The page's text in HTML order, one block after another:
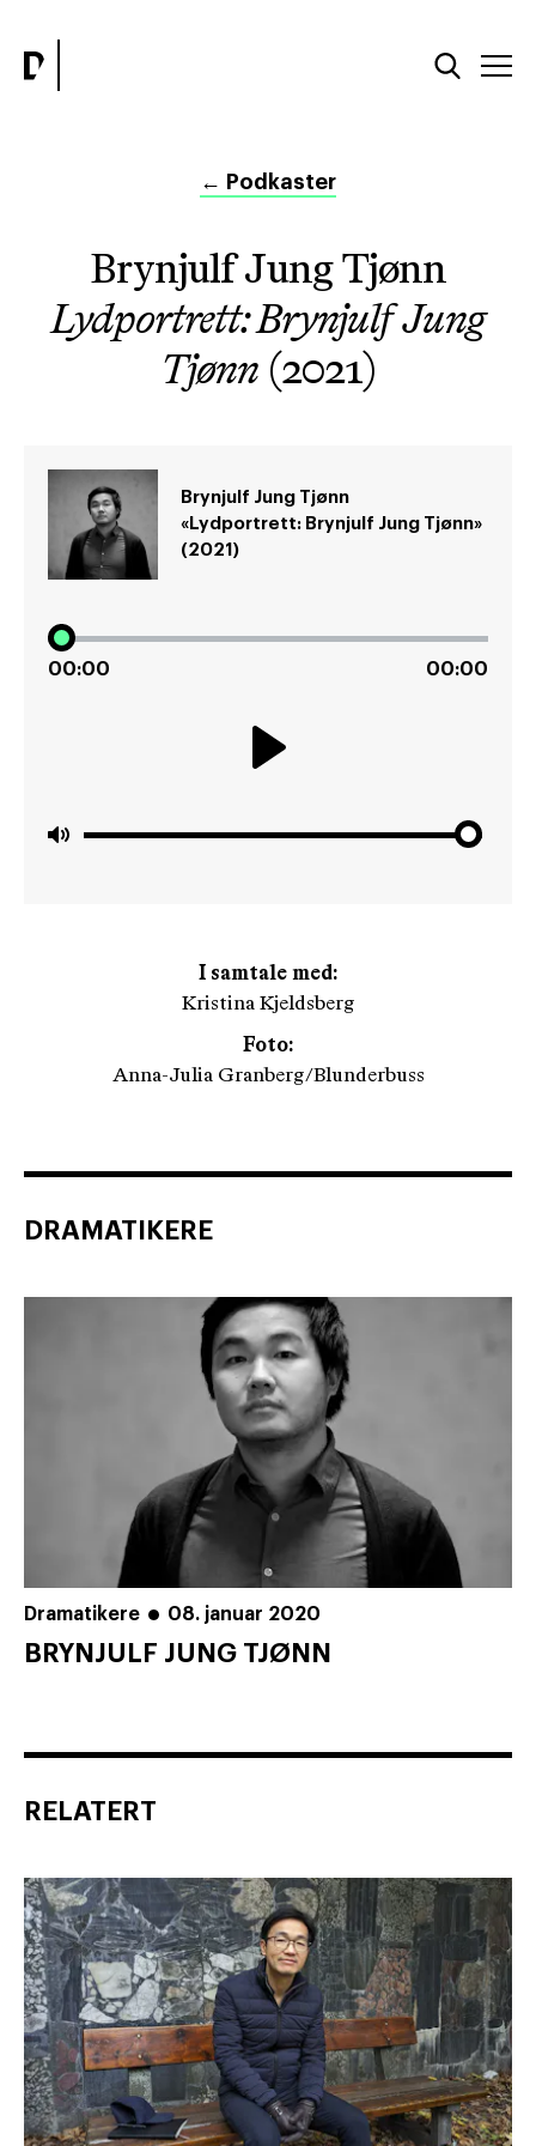
← Podkaster
Brynjulf Jung Tjønn
Lydportrett: Brynjulf Jung
Tjønn (2021)
Brynjulf Jung Tjønn
«Lydportrett: Brynjulf Jung Tjønn»
(2021)
00:00 00:00
I samtale med:
Kristina Kjeldsberg
Foto:
Anna-Julia Granberg/Blunderbuss
DRAMATIKERE
Dramatikere 08. januar 2020
BRYNJULF JUNG TJØNN
RELATERT